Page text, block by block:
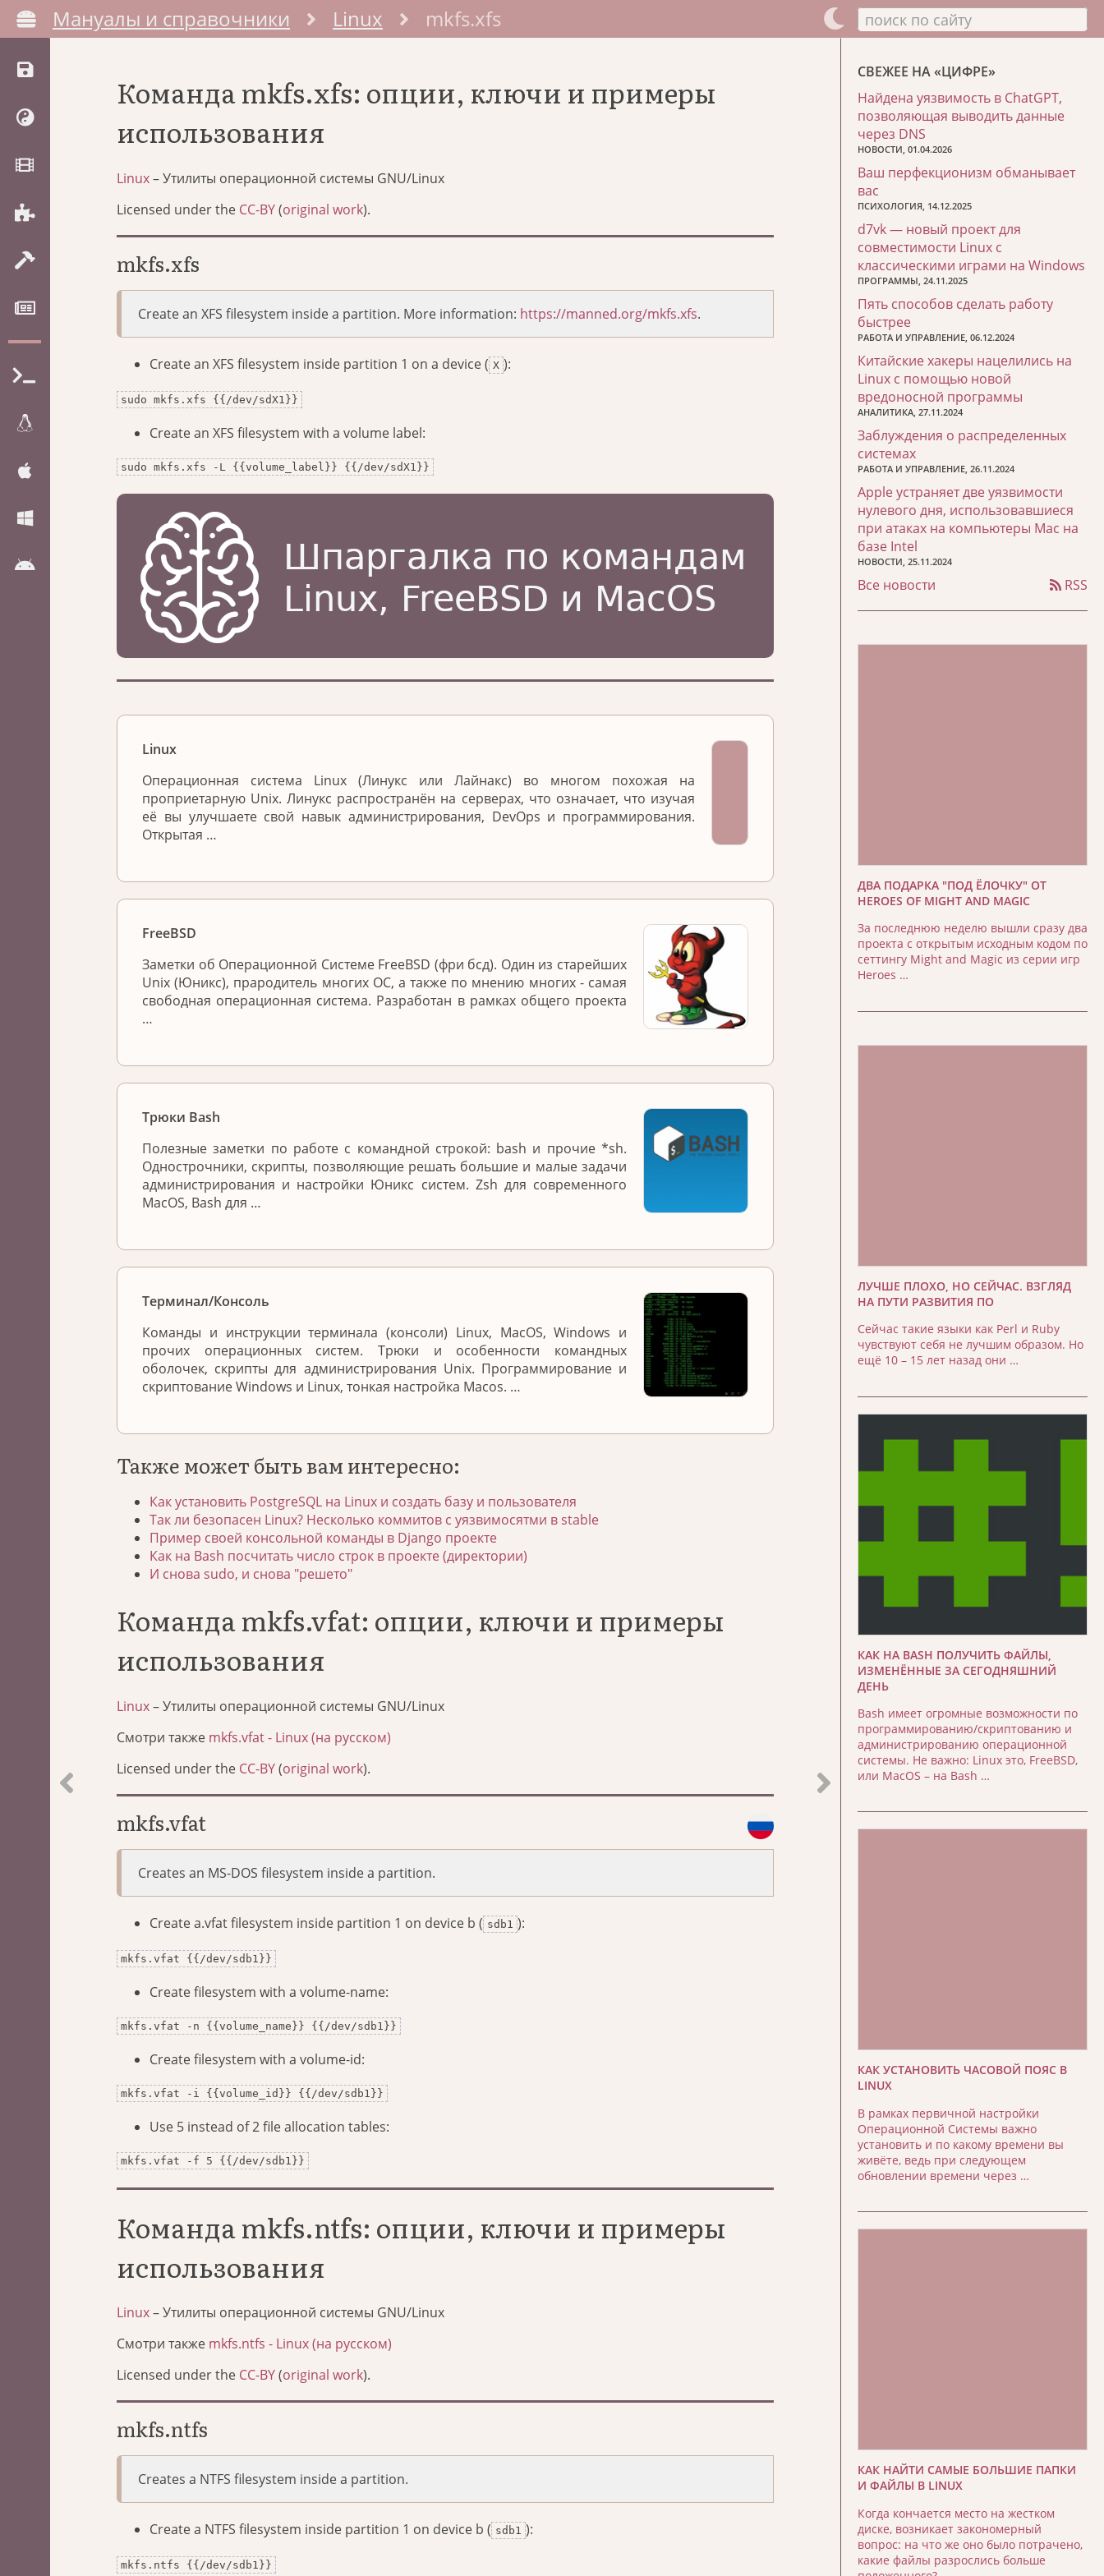
Мануалы и справочники Linux mkfs.xfs поиск по сайту
Команда mkfs.xfs: опции, ключи и примеры
использования
Linux– Утилиты операционной системы GNU/Linux
Licensed under the CC-BY(original work).
mkfs.xfs
Create an XFS filesystem inside a partition. More information: https://manned.org/mkfs.xfs.
Create an XFS filesystem inside partition 1 on a device ( X ):
sudo mkfs.xfs {{/dev/sdX1}}
Create an XFS filesystem with a volume label:
sudo mkfs.xfs -L {{volume_label}} {{/dev/sdX1}}
Linux
Операционная система Linux (Линукс или Лайнакс) во многом похожая на
проприетарную Unix. Линукс распространён на серверах, что означает, что изучая
её вы улучшаете свой навык администрирования, DevOps и программирования.
Открытая …
FreeBSD
Заметки об Операционной Системе FreeBSD (фри бсд). Один из старейших
Unix (Юникс), прародитель многих ОС, а также по мнению многих - самая
свободная операционная система. Разработан в рамках общего проекта
…
Трюки Bash
Полезные заметки по работе с командной строкой: bash и прочие *sh.
Однострочники, скрипты, позволяющие решать большие и малые задачи
администрирования и настройки Юникс систем. Zsh для современного
MacOS, Bash для …
Терминал/Консоль
Команды и инструкции терминала (консоли) Linux, MacOS, Windows и
прочих операционных систем. Трюки и особенности командных
оболочек, скрипты для администрирования Unix. Программирование и
скриптование Windows и Linux, тонкая настройка Macos. …
Также может быть вам интересно:
Как установить PostgreSQL на Linux и создать базу и пользователя
Так ли безопасен Linux? Несколько коммитов с уязвимосятми в stable
Пример своей консольной команды в Django проекте
Как на Bash посчитать число строк в проекте (директории)
И снова sudo, и снова "решето"
Команда mkfs.vfat: опции, ключи и примеры
использования
Linux– Утилиты операционной системы GNU/Linux
Смотри также mkfs.vfat - Linux (на русском)
Licensed under the CC-BY(original work).
mkfs.vfat
Creates an MS-DOS filesystem inside a partition.
Create a.vfat filesystem inside partition 1 on device b ( sdb1 ):
mkfs.vfat {{/dev/sdb1}}
Create filesystem with a volume-name:
mkfs.vfat -n {{volume_name}} {{/dev/sdb1}}
Create filesystem with a volume-id:
mkfs.vfat -i {{volume_id}} {{/dev/sdb1}}
Use 5 instead of 2 file allocation tables:
mkfs.vfat -f 5 {{/dev/sdb1}}
Команда mkfs.ntfs: опции, ключи и примеры
использования
Linux– Утилиты операционной системы GNU/Linux
Смотри также mkfs.ntfs - Linux (на русском)
Licensed under the CC-BY(original work).
mkfs.ntfs
Creates a NTFS filesystem inside a partition.
Create a NTFS filesystem inside partition 1 on device b ( sdb1 ):
mkfs.ntfs {{/dev/sdb1}}
СВЕЖЕЕ НА «ЦИФРЕ»
Найдена уязвимость в ChatGPT,
позволяющая выводить данные
через DNS
НОВОСТИ, 01.04.2026
Ваш перфекционизм обманывает
вас
ПСИХОЛОГИЯ, 14.12.2025
d7vk — новый проект для
совместимости Linux с
классическими играми на Windows
ПРОГРАММЫ, 24.11.2025
Пять способов сделать работу
быстрее
РАБОТА И УПРАВЛЕНИЕ, 06.12.2024
Китайские хакеры нацелились на
Linux с помощью новой
вредоносной программы
АНАЛИТИКА, 27.11.2024
Заблуждения о распределенных
системах
РАБОТА И УПРАВЛЕНИЕ, 26.11.2024
Apple устраняет две уязвимости
нулевого дня, использовавшиеся
при атаках на компьютеры Mac на
базе Intel
НОВОСТИ, 25.11.2024
Все новости RSS
ДВА ПОДАРКА "ПОД ЁЛОЧКУ" ОТ
HEROES OF MIGHT AND MAGIC
За последнюю неделю вышли сразу два
проекта с открытым исходным кодом по
сеттингу Might and Magic из серии игр
Heroes …
ЛУЧШЕ ПЛОХО, НО СЕЙЧАС. ВЗГЛЯД
НА ПУТИ РАЗВИТИЯ ПО
Сейчас такие языки как Perl и Ruby
чувствуют себя не лучшим образом. Но
ещё 10 – 15 лет назад они …
КАК НА BASH ПОЛУЧИТЬ ФАЙЛЫ,
ИЗМЕНЁННЫЕ ЗА СЕГОДНЯШНИЙ
ДЕНЬ
Bash имеет огромные возможности по
программированию/скриптованию и
администрированию операционной
системы. Не важно: Linux это, FreeBSD,
или MacOS – на Bash …
КАК УСТАНОВИТЬ ЧАСОВОЙ ПОЯС В
LINUX
В рамках первичной настройки
Операционной Системы важно
установить и по какому времени вы
живёте, ведь при следующем
обновлении времени через …
КАК НАЙТИ САМЫЕ БОЛЬШИЕ ПАПКИ
И ФАЙЛЫ В LINUX
Когда кончается место на жестком
диске, возникает закономерный
вопрос: на что же оно было потрачено,
какие файлы разрослись больше